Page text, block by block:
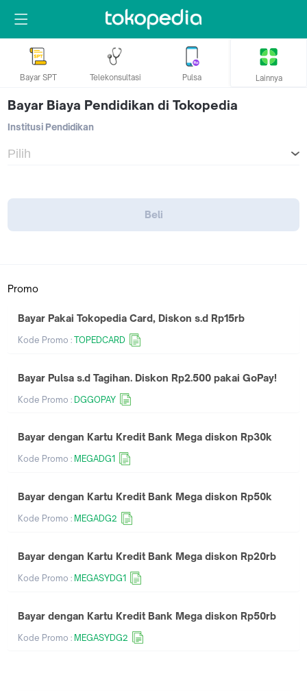
Bayar SPT Telekonsultasi Pulsa Lainnya
Bayar Biaya Pendidikan di Tokopedia
Institusi Pendidikan
Beli
Promo
Bayar Pakai Tokopedia Card, Diskon s.d Rp15rb
Kode Promo :TOPEDCARD
Bayar Pulsa s.d Tagihan. Diskon Rp2.500 pakai GoPay!
Kode Promo : DGGOPAY
Bayar dengan Kartu Kredit Bank Mega diskon Rp30k
Kode Promo : MEGADG1
Bayar dengan Kartu Kredit Bank Mega diskon Rp50k
Kode Promo : MEGADG2
Bayar dengan Kartu Kredit Bank Mega diskon Rp20rb
Kode Promo : MEGASYDG1
Bayar dengan Kartu Kredit Bank Mega diskon Rp50rb
Kode Promo : MEGASYDG2